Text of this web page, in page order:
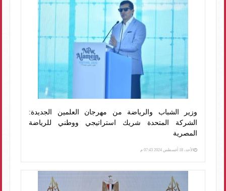
وزير الشباب والرياضة من مهرجان العلمين الجديدة:
الشركة المتحدة شريك استراتيجي ووطني للرياضة
المصرية
الأحد، 18 أغسطس 2024 07:43 م